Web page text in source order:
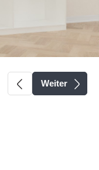
Weiter